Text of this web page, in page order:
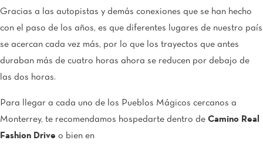
Gracias a las autopistas y demás conexiones que se han hecho
con el paso de los años, es que diferentes lugares de nuestro país
se acercan cada vez más, por lo que los trayectos que antes
duraban más de cuatro horas ahora se reducen por debajo de
las dos horas.
Para llegar a cada uno de los Pueblos Mágicos cercanos a
Monterrey, te recomendamos hospedarte dentro de Camino Real
Fashion Drive o bien en